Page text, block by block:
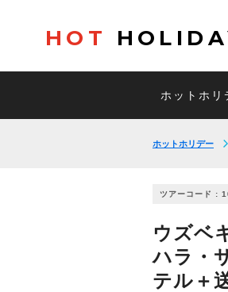
HOT
ホットホリ
ホットホリデー
ツアーコード :
ウズベ
ハラ・
テル＋